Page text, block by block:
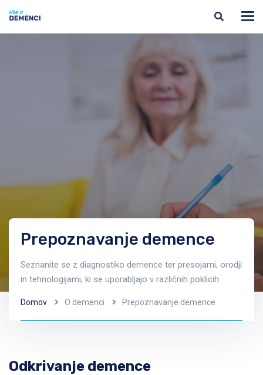
Prepoznavanje demence
Seznanite se z diagnostiko demence ter presojami, orodji
in tehnologijami, ki se uporabljajo v različnih poklicih.
Domov O demenci Prepoznavanje demence
Odkrivanje demence